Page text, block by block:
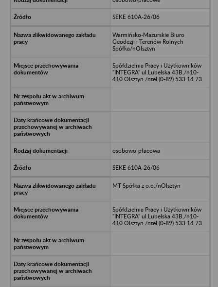
SEKE 610A-26/06
Warmińsko-Mazurskie Biuro
Geodezji i Terenów Rolnych
Spółka/nOlsztyn
Spółdzielnia Pracy i Użytkowników
"INTEGRA" ul.Lubelska 43B,/n10-
410 Olsztyn /ntel.(0-89) 533 14 73
osobowo-płacowa
SEKE 610A-26/06
MT Spółka z o.o./nOlsztyn
Spółdzielnia Pracy i Użytkowników
"INTEGRA" ul.Lubelska 43B,/n10-
410 Olsztyn /ntel.(0-89) 533 14 73